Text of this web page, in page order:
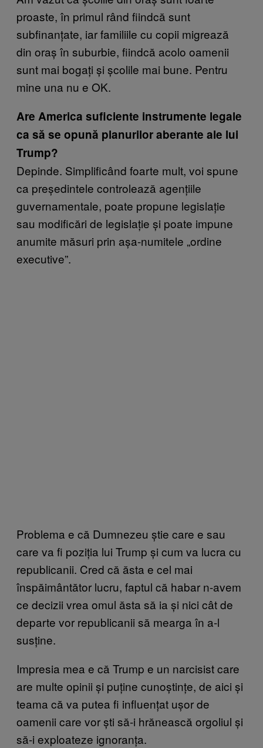
proaste, în primul rând fiindcă sunt
subfinanțate, iar familiile cu copii migrează
din oraș în suburbie, fiindcă acolo oamenii
sunt mai bogați și școlile mai bune. Pentru
mine una nu e OK.
Are America suficiente instrumente legale
ca să se opună planurilor aberante ale lui
Trump?
Depinde. Simplificând foarte mult, voi spune
ca președintele controlează agențiile
guvernamentale, poate propune legislație
sau modificări de legislație și poate impune
anumite măsuri prin așa-numitele „ordine
executive”.
Problema e că Dumnezeu știe care e sau
care va fi poziția lui Trump și cum va lucra cu
republicanii. Cred că ăsta e cel mai
înspăimântător lucru, faptul că habar n-avem
ce decizii vrea omul ăsta să ia și nici cât de
departe vor republicanii să mearga în a-l
susține.
Impresia mea e că Trump e un narcisist care
are multe opinii și puține cunoștințe, de aici și
teama că va putea fi influențat ușor de
oamenii care vor ști să-i hrănească orgoliul și
să-i exploateze ignoranța.